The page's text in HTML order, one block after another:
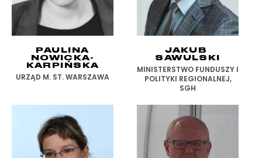
PAULINA
NOWICKA-
KARPIŃSKA
URZĄD M. ST. WARSZAWA
JAKUB
SAWULSKI
MINISTERSTWO FUNDUSZY I
POLITYKI REGIONALNEJ,
SGH